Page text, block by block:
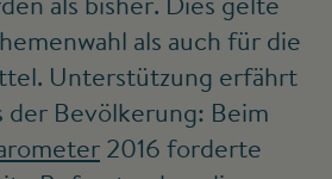
als auch für die
Unterstützung erfährt
der Bevölkerung: Beim
2016 forderte